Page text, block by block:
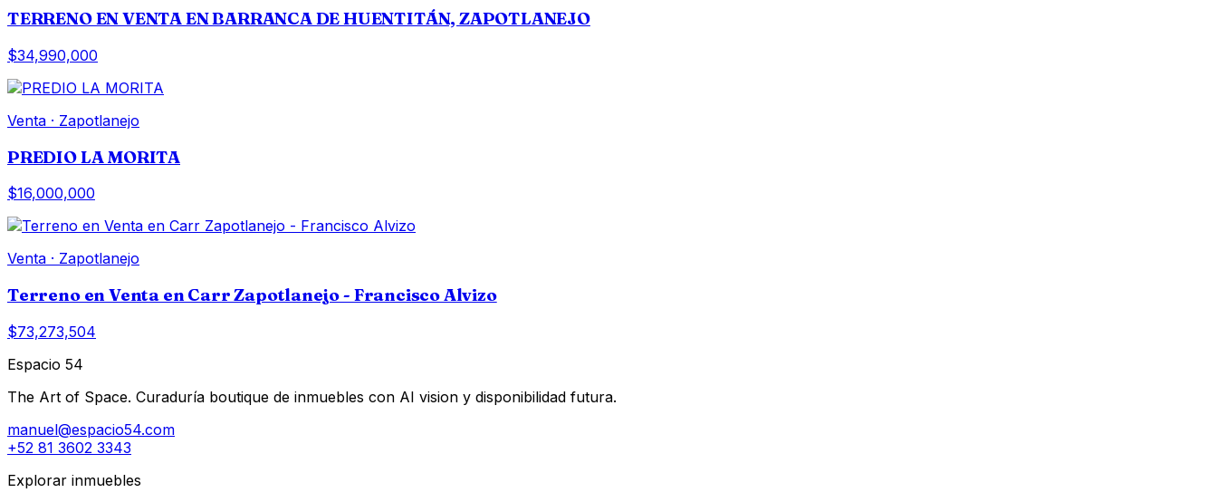
TERRENO EN VENTA EN BARRANCA DE HUENTITÁN, ZAPOTLANEJO
$34,990,000
Venta · Zapotlanejo
PREDIO LA MORITA
$16,000,000
Venta · Zapotlanejo
Terreno en Venta en Carr Zapotlanejo - Francisco Alvizo
$73,273,504
Espacio 54
The Art of Space. Curaduría boutique de inmuebles con AI vision y disponibilidad futura.
manuel@espacio54.com
+52 81 3602 3343
Explorar inmuebles